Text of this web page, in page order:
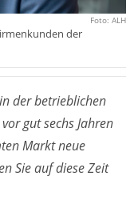
Foto: ALH
der
der betrieblichen
gut sechs Jahren
Markt neue
Sie auf diese Zeit